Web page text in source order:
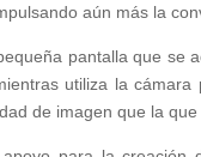
aún más la
pantalla que se
utiliza la
de imagen que la